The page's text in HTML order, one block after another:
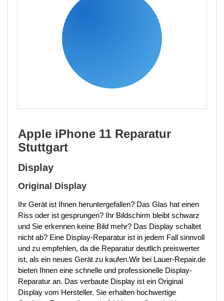
Auf Anfrage
Apple iPhone 11 Reparatur
Stuttgart
Display
Original Display
Ihr Gerät ist Ihnen heruntergefallen? Das Glas hat einen
Riss oder ist gesprungen? Ihr Bildschirm bleibt schwarz
und Sie erkennen keine Bild mehr? Das Display schaltet
nicht ab? Eine Display-Reparatur ist in jedem Fall sinnvoll
und zu empfehlen, da die Reparatur deutlich preiswerter
ist, als ein neues Gerät zu kaufen.Wir bei Lauer-Repair.de
bieten Ihnen eine schnelle und professionelle Display-
Reparatur an. Das verbaute Display ist ein Original
Display vom Hersteller. Sie erhalten hochwertige